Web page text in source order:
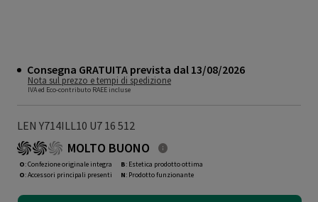
Consegna GRATUITA prevista dal 13/08/2026
Nota sul prezzo e tempi di spedizione
IVA ed Eco-contributo RAEE incluse
LEN Y714ILL10 U7 16 512
MOLTO BUONO
O: Confezione originale integra
O: Accessori principali presenti
B: Estetica prodotto ottima
N: Prodotto funzionante